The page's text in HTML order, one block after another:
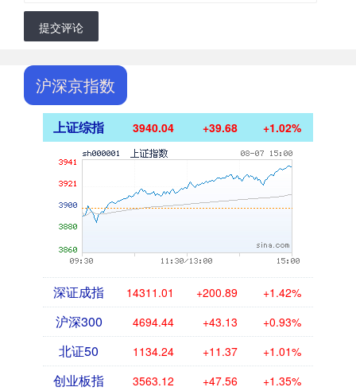
提交评论
沪深京指数
上证综指 3940.04 +39.68 +1.02%
深证成指 14311.01 +200.89 +1.42%
沪深300 4694.44 +43.13 +0.93%
北证50 1134.24 +11.37 +1.01%
创业板指 3563.12 +47.56 +1.35%